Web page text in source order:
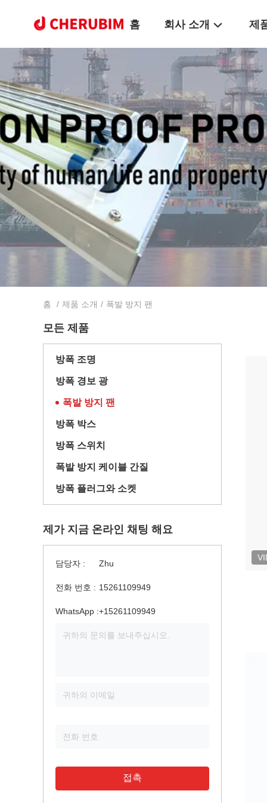
홈 회사 소개 제
홈 / 제품 소개 / 폭발 방지 팬
모든 제품
방폭 조명
방폭 경보 광
폭발 방지 팬
방폭 박스
방폭 스위치
폭발 방지 케이블 간질
방폭 플러그와 소켓
제가 지금 온라인 채팅 해요
담당자 : Zhu
전화 번호 : 15261109949
WhatsApp :+15261109949
접촉